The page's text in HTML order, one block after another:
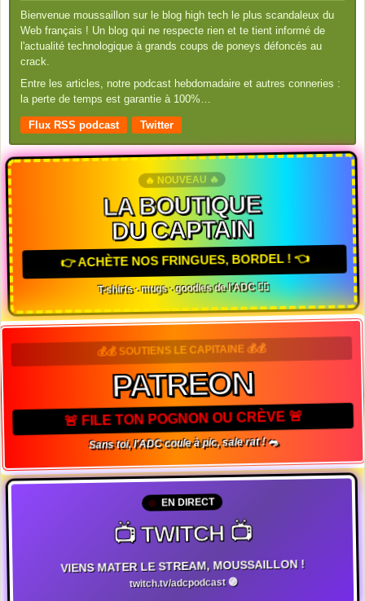
Bienvenue moussaillon sur le blog high tech le plus scandaleux du
Web français ! Un blog qui ne respecte rien et te tient informé de
l'actualité technologique à grands coups de poneys défoncés au
crack.
Entre les articles, notre podcast hebdomadaire et autres conneries :
la perte de temps est garantie à 100%…
Flux RSS podcast Twitter
🔥 NOUVEAU 🔥
LA BOUTIQUE
DU CAPTAIN
👉 ACHÈTE NOS FRINGUES, BORDEL ! 👈
T-shirts · mugs · goodies de l'ADC 🏴‍☠️
💰💰 SOUTIENS LE CAPITAINE 💰💰
PATREON
🚨 FILE TON POGNON OU CRÈVE 🚨
Sans toi, l'ADC coule à pic, sale rat ! 🐀
EN DIRECT
📺 TWITCH 📺
VIENS MATER LE STREAM, MOUSSAILLON !
twitch.tv/adcpodcast 🟣